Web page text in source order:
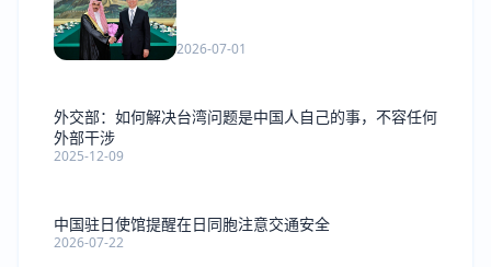
2026-07-01
外交部：如何解决台湾问题是中国人自己的事，不容任何
外部干涉
2025-12-09
中国驻日使馆提醒在日同胞注意交通安全
2026-07-22